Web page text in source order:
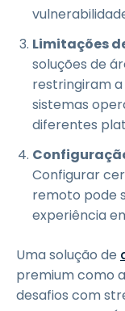
Limitações
soluções de
restringiram
sistemas
diferentes
Configurar
remoto pode
experiência
Uma solução de
premium como
desafios com